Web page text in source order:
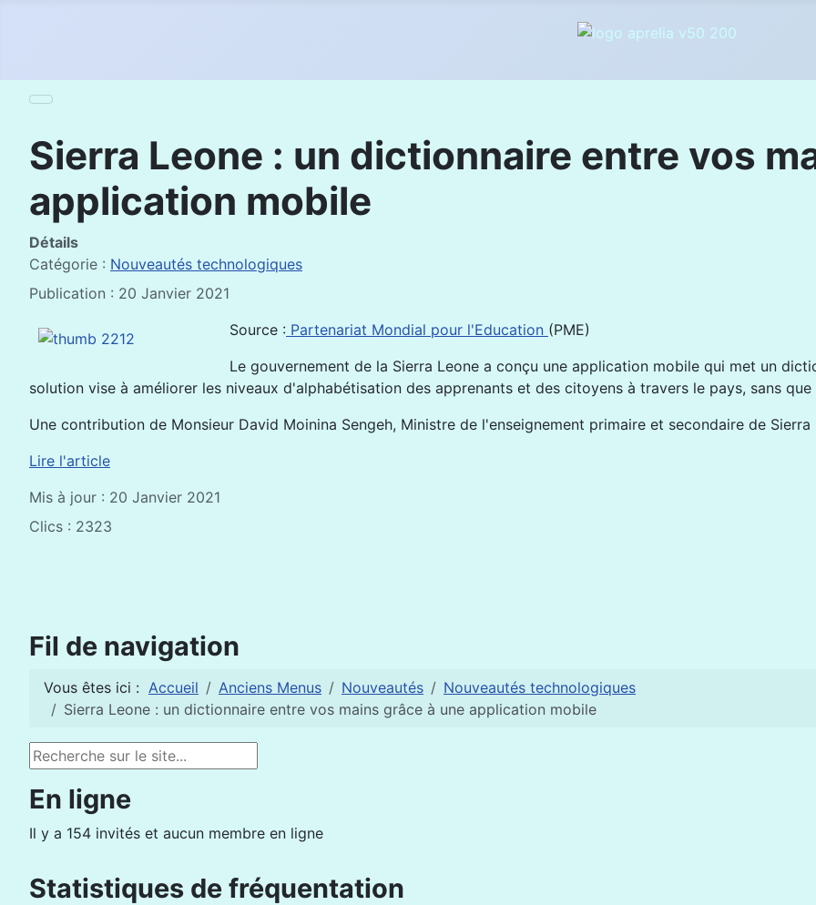
Sierra Leone : un dictionnaire entre vos
application mobile
Détails
Catégorie : Nouveautés technologiques
Publication : 20 Janvier 2021
Source : Partenariat Mondial pour l'Education (PME)
Le gouvernement de la Sierra Leone a conçu une application mobile qui met un
solution vise à améliorer les niveaux d'alphabétisation des apprenants et des citoyens à travers le pays, sans
Une contribution de Monsieur David Moinina Sengeh, Ministre de l'enseignement primaire et secondaire de Sierra
Lire l'article
Mis à jour : 20 Janvier 2021
Clics : 2323
Fil de navigation
Vous êtes ici : Accueil Anciens Menus Nouveautés
Nouveautés technologiques
Sierra Leone : un dictionnaire entre vos mains grâce à une application mobile
Rechercher
En ligne
Il y a 154 invités et aucun membre en ligne
Statistiques de fréquentation